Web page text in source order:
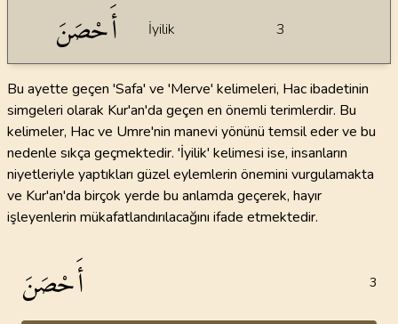
أَحْصَنَ İyilik 3
Bu ayette geçen 'Safa' ve 'Merve' kelimeleri, Hac ibadetinin
simgeleri olarak Kur'an'da geçen en önemli terimlerdir. Bu
kelimeler, Hac ve Umre'nin manevi yönünü temsil eder ve bu
nedenle sıkça geçmektedir. 'İyilik' kelimesi ise, insanların
niyetleriyle yaptıkları güzel eylemlerin önemini vurgulamakta
ve Kur'an'da birçok yerde bu anlamda geçerek, hayır
işleyenlerin mükafatlandırılacağını ifade etmektedir.
أَحْصَنَ 3